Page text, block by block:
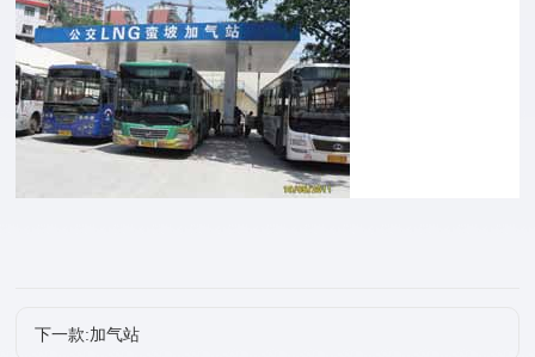
下一款:加气站